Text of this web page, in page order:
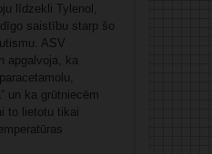
līdzekli Tylenol,
saistību starp šo
ASV
apgalvoja, ka
un ka grūtniecēm
to lietotu tikai